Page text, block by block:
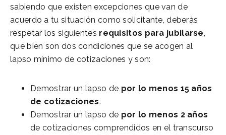
sabiendo que existen excepciones que van de
acuerdo a tu situación como solicitante, deberás
respetar los siguientes requisitos para jubilarse,
que bien son dos condiciones que se acogen al
lapso mínimo de cotizaciones y son:
Demostrar un lapso de por lo menos 15 años
de cotizaciones.
Demostrar un lapso de por lo menos 2 años
de cotizaciones comprendidos en el transcurso